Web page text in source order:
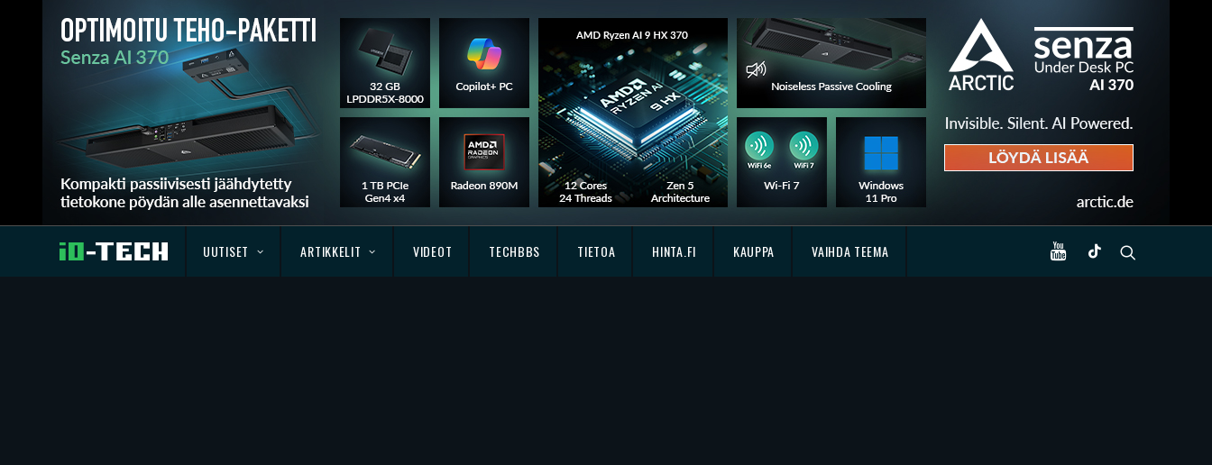
UUTISET ARTIKKELIT VIDEOT TECHBBS TIETOA HINTA.FI KAUPPA VAIHDA TEEMA